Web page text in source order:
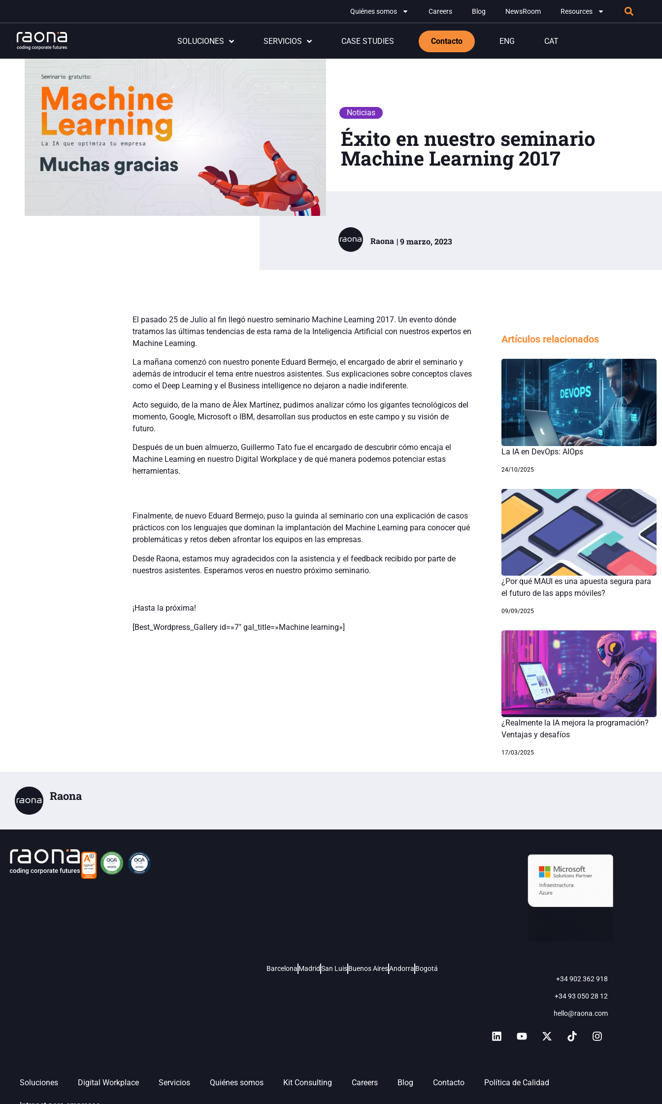
Quiénes somos Careers Blog NewsRoom Resources
SOLUCIONES SERVICIOS CASE STUDIES Contacto ENG CAT
Noticias
Éxito en nuestro seminario
Machine Learning 2017
Raona | 9 marzo, 2023
El pasado 25 de Julio al fin llegó nuestro seminario Machine Learning 2017. Un evento dónde
tratamos las últimas tendencias de esta rama de la Inteligencia Artificial con nuestros expertos en
Machine Learning.
La mañana comenzó con nuestro ponente Eduard Bermejo, el encargado de abrir el seminario y
además de introducir el tema entre nuestros asistentes. Sus explicaciones sobre conceptos claves
como el Deep Learning y el Business intelligence no dejaron a nadie indiferente.
Acto seguido, de la mano de Àlex Martínez, pudimos analizar cómo los gigantes tecnológicos del
momento, Google, Microsoft o IBM, desarrollan sus productos en este campo y su visión de
futuro.
Después de un buen almuerzo, Guillermo Tato fue el encargado de descubrir cómo encaja el
Machine Learning en nuestro Digital Workplace y de qué manera podemos potenciar estas
herramientas.
Finalmente, de nuevo Eduard Bermejo, puso la guinda al seminario con una explicación de casos
prácticos con los lenguajes que dominan la implantación del Machine Learning para conocer qué
problemáticas y retos deben afrontar los equipos en las empresas.
Desde Raona, estamos muy agradecidos con la asistencia y el feedback recibido por parte de
nuestros asistentes. Esperamos veros en nuestro próximo seminario.
¡Hasta la próxima!
[Best_Wordpress_Gallery id=»7″ gal_title=»Machine learning»]
Artículos relacionados
La IA en DevOps: AIOps
24/10/2025
¿Por qué MAUI es una apuesta segura para
el futuro de las apps móviles?
09/09/2025
¿Realmente la IA mejora la programación?
Ventajas y desafíos
17/03/2025
Raona
Barcelona MadridSan Luis Buenos AiresAndorra Bogotá
+34 902 362 918
+34 93 050 28 12
hello@raona.com
Soluciones Digital Workplace Servicios Quiénes somos Kit Consulting Careers Blog Contacto Política de Calidad